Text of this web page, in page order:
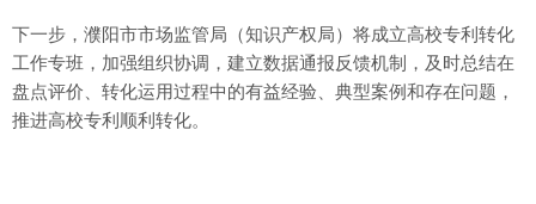
下一步，濮阳市市场监管局（知识产权局）将成立高校专利转化
工作专班，加强组织协调，建立数据通报反馈机制，及时总结在
盘点评价、转化运用过程中的有益经验、典型案例和存在问题，
推进高校专利顺利转化。